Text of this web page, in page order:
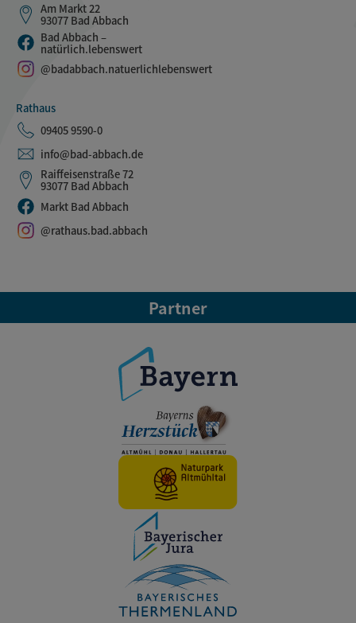
Am Markt 22
93077 Bad Abbach
Bad Abbach –
natürlich.lebenswert
@badabbach.natuerlichlebenswert
Rathaus
09405 9590-0
info@bad-abbach.de
Raiffeisenstraße 72
93077 Bad Abbach
Markt Bad Abbach
@rathaus.bad.abbach
Partner